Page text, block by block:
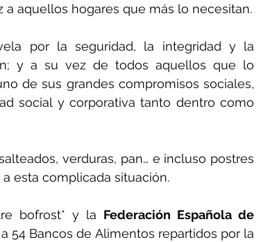
aquellos hogares que más lo necesitan.
por la seguridad, la integridad y la
y a su vez de todos aquellos que lo
de sus grandes compromisos sociales,
social y corporativa tanto dentro como
verduras, pan… e incluso postres
esta complicada situación.
bofrost* y la Federación Española de
54 Bancos de Alimentos repartidos por la